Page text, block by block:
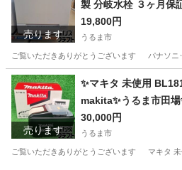
売ります
製 分岐水栓 ３ヶ月保
19,800円
うるま市
ご覧いただきありがとうございます パナソニ
沖縄 うるま市 キッチン家電
売ります
✨マキタ 未使用
makita✨うるま市田場
30,000円
うるま市
ご覧いただきありがとうございます マキタ 未